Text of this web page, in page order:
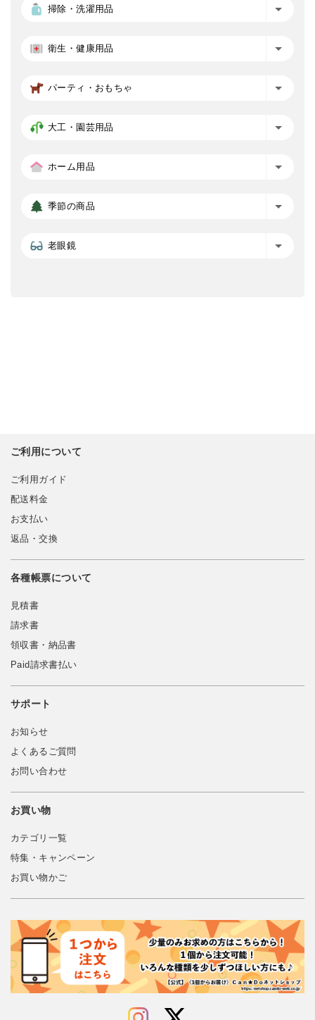
掃除・洗濯用品
衛生・健康用品
パーティ・おもちゃ
大工・園芸用品
ホーム用品
季節の商品
老眼鏡
ご利用について
ご利用ガイド
配送料金
お支払い
返品・交換
各種帳票について
見積書
請求書
領収書・納品書
Paid請求書払い
サポート
お知らせ
よくあるご質問
お問い合わせ
お買い物
カテゴリ一覧
特集・キャンペーン
お買い物かご